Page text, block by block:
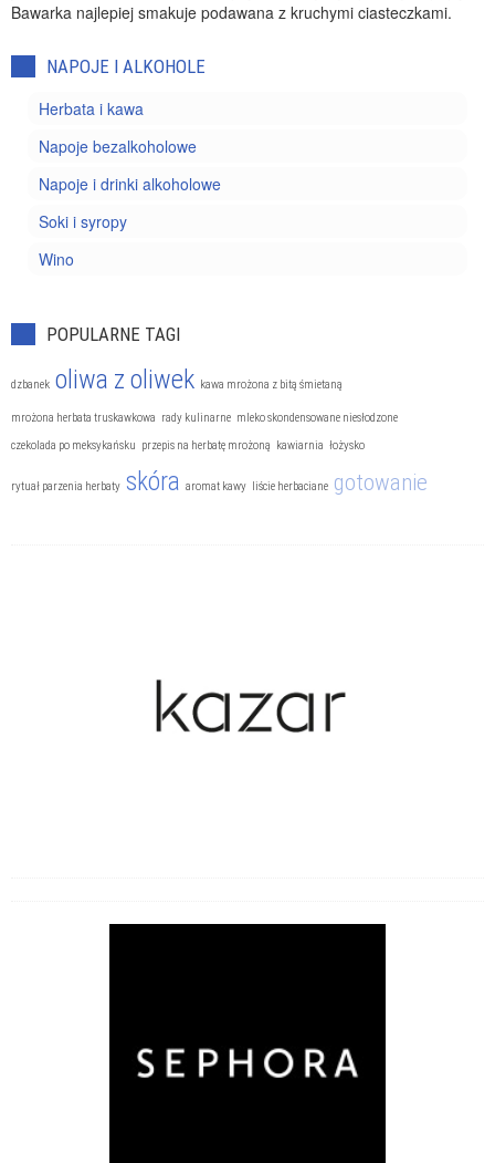
Bawarka najlepiej smakuje podawana z kruchymi ciasteczkami.
NAPOJE I ALKOHOLE
Herbata i kawa
Napoje bezalkoholowe
Napoje i drinki alkoholowe
Soki i syropy
Wino
POPULARNE TAGI
dzbanek oliwa z oliwek kawa mrożona z bitą śmietaną
mrożona herbata truskawkowa rady kulinarne mleko skondensowane niesłodzone
czekolada po meksykańsku przepis na herbatę mrożoną kawiarnia łożysko
rytuał parzenia herbaty skóra aromat kawy liście herbaciane gotowanie